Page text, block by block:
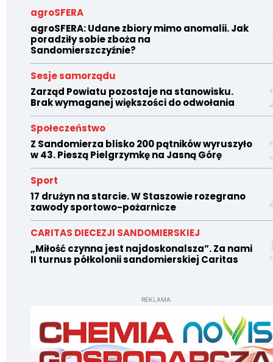
agroSFERA
agroSFERA: Udane zbiory mimo anomalii. Jak
poradziły sobie zboża na
Sandomierszczyźnie?
Sesje samorządu
Zarząd Powiatu pozostaje na stanowisku.
Brak wymaganej większości do odwołania
Społeczeństwo
Z Sandomierza blisko 200 pątników wyruszyło
w 43. Pieszą Pielgrzymkę na Jasną Górę
Sport
17 drużyn na starcie. W Staszowie rozegrano
zawody sportowo-pożarnicze
CARITAS DIECEZJI SANDOMIERSKIEJ
„Miłość czynna jest najdoskonalsza”. Za nami
II turnus półkolonii sandomierskiej Caritas
REKLAMA